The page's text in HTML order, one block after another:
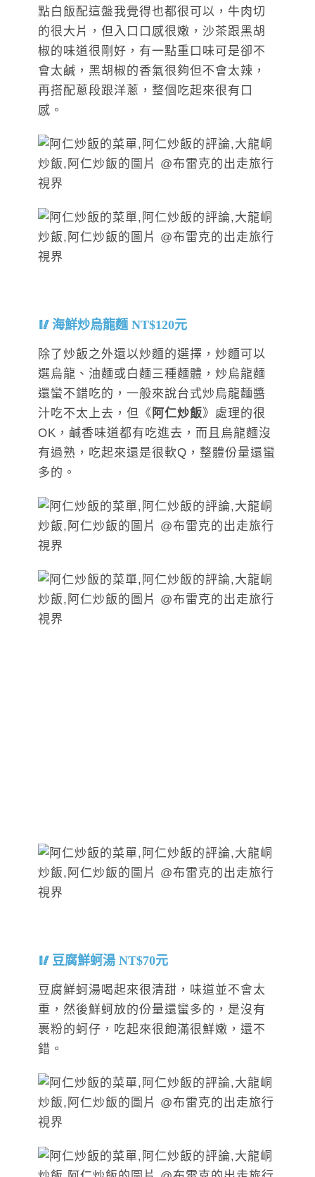
點白飯配這盤我覺得也都很可以，牛肉切
的很大片，但入口口感很嫩，沙茶跟黑胡
椒的味道很剛好，有一點重口味可是卻不
會太鹹，黑胡椒的香氣很夠但不會太辣，
再搭配蔥段跟洋蔥，整個吃起來很有口
感。
海鮮炒烏龍麵 NT$120元
除了炒飯之外還以炒麵的選擇，炒麵可以
選烏龍、油麵或白麵三種麵體，炒烏龍麵
還蠻不錯吃的，一般來說台式炒烏龍麵醬
汁吃不太上去，但《 阿仁炒飯》處理的很
OK，鹹香味道都有吃進去，而且烏龍麵沒
有過熟，吃起來還是很軟Q，整體份量還蠻
多的。
豆腐鮮蚵湯 NT$70元
豆腐鮮蚵湯喝起來很清甜，味道並不會太
重，然後鮮蚵放的份量還蠻多的，是沒有
裹粉的蚵仔，吃起來很飽滿很鮮嫩，還不
錯。